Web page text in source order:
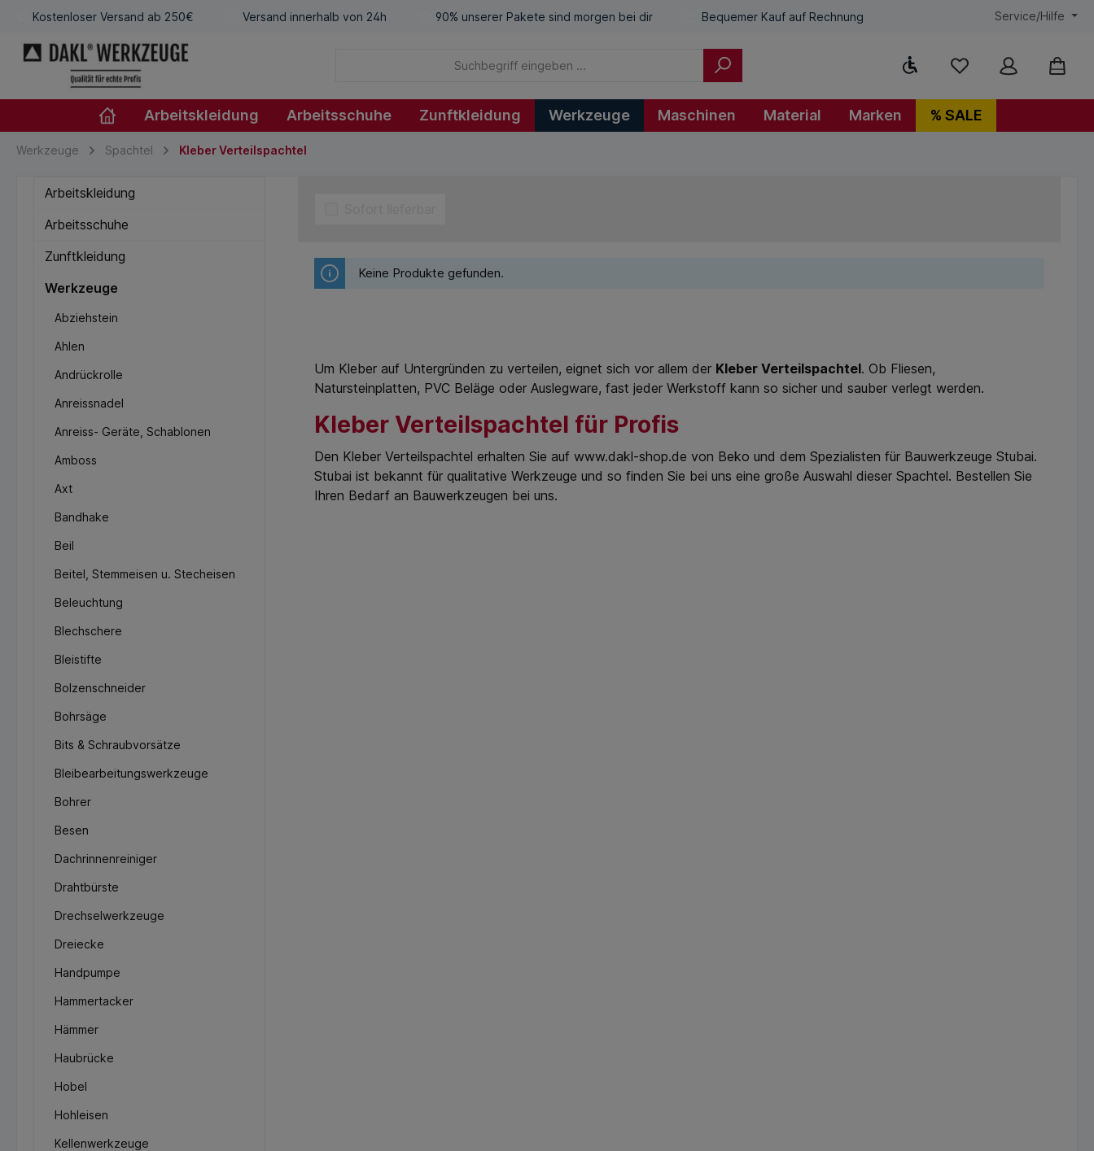
Kostenloser Versand ab 250€ Versand innerhalb von 24h 90% unserer Pakete sind morgen bei dir Bequemer Kauf auf Rechnung Service/Hilfe
Werkzeugleiste anzeigen
Arbeitskleidung Arbeitsschuhe Zunftkleidung Werkzeuge Maschinen Material Marken % SALE
Werkzeuge Spachtel Kleber Verteilspachtel
Arbeitskleidung
Arbeitsschuhe
Zunftkleidung
Werkzeuge
Abziehstein
Ahlen
Andrückrolle
Anreissnadel
Anreiss- Geräte, Schablonen
Amboss
Axt
Bandhake
Beil
Beitel, Stemmeisen u. Stecheisen
Beleuchtung
Blechschere
Bleistifte
Bolzenschneider
Bohrsäge
Bits & Schraubvorsätze
Bleibearbeitungswerkzeuge
Bohrer
Besen
Dachrinnenreiniger
Drahtbürste
Drechselwerkzeuge
Dreiecke
Handpumpe
Hammertacker
Hämmer
Haubrücke
Hobel
Hohleisen
Kellenwerkzeuge
Keine Produkte gefunden.
Um Kleber auf Untergründen zu verteilen, eignet sich vor allem der Kleber Verteilspachtel. Ob Fliesen,
Natursteinplatten, PVC Beläge oder Auslegware, fast jeder Werkstoff kann so sicher und sauber verlegt werden.
Kleber Verteilspachtel für Profis
Den Kleber Verteilspachtel erhalten Sie auf www.dakl-shop.de von Beko und dem Spezialisten für Bauwerkzeuge Stubai.
Stubai ist bekannt für qualitative Werkzeuge und so finden Sie bei uns eine große Auswahl dieser Spachtel. Bestellen Sie
Ihren Bedarf an Bauwerkzeugen bei uns.